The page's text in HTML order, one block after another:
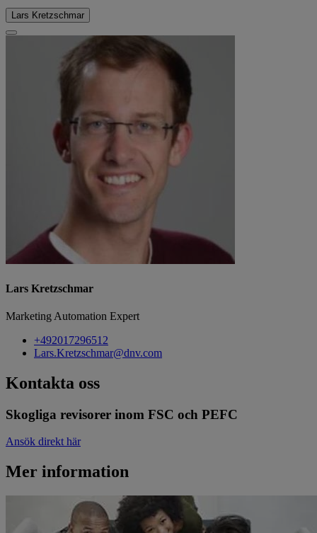
Lars Kretzschmar
Lars Kretzschmar
Marketing Automation Expert
+492017296512
Lars.Kretzschmar@dnv.com
Kontakta oss
Skogliga revisorer inom FSC och PEFC
Ansök direkt här
Mer information